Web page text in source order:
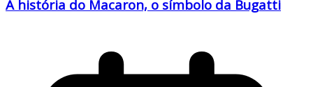
A história do Macaron, o símbolo da Bugatti